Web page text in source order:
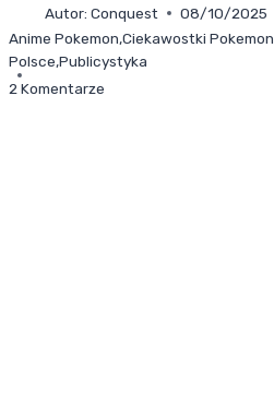
Autor: Conquest
08/10/2025
Anime Pokemon,Ciekawostki Pokemon
Polsce,Publicystyka
2 Komentarze